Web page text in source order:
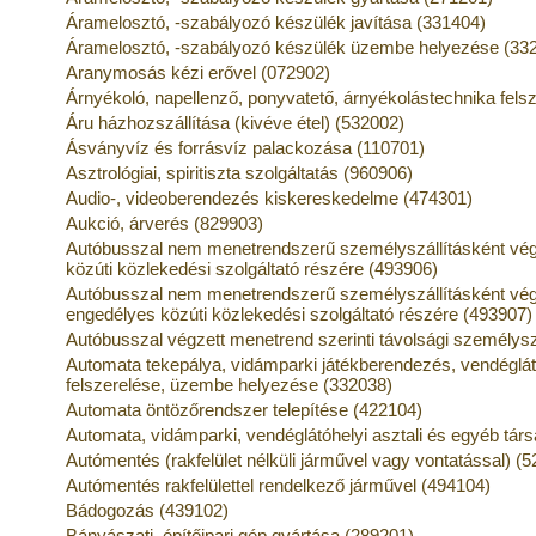
Áramelosztó, -szabályozó készülék javítása (331404)
Áramelosztó, -szabályozó készülék üzembe helyezése
Aranymosás kézi erővel (072902)
Árnyékoló, napellenző, ponyvatető, árnyékolástechnika
Áru házhozszállítása (kivéve étel) (532002)
Ásványvíz és forrásvíz palackozása (110701)
Asztrológiai, spiritiszta szolgáltatás (960906)
Audio-, videoberendezés kiskereskedelme (474301)
Aukció, árverés (829903)
Autóbusszal nem menetrendszerű személyszállításként
közúti közlekedési szolgáltató részére (493906)
Autóbusszal nem menetrendszerű személyszállításként
engedélyes közúti közlekedési szolgáltató részére (493907)
Autóbusszal végzett menetrend szerinti távolsági
Automata tekepálya, vidámparki játékberendezés,
felszerelése, üzembe helyezése (332038)
Automata öntözőrendszer telepítése (422104)
Automata, vidámparki, vendéglátóhelyi asztali és egyéb
Autómentés (rakfelület nélküli járművel vagy vontatással)
Autómentés rakfelülettel rendelkező járművel (494104)
Bádogozás (439102)